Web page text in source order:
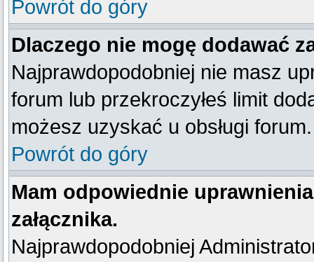
Powrót do góry
Dlaczego nie mogę dodawać
Najprawdopodobniej nie masz
forum lub przekroczyłeś limit
możesz uzyskać u obsługi forum.
Powrót do góry
Mam odpowiednie
załącznika.
Najprawdopodobniej